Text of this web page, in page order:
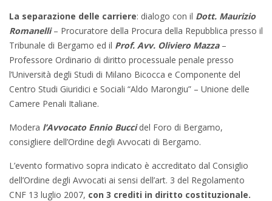
La separazione delle carriere: dialogo con il Dott. Maurizio
Romanelli– Procuratore della Procura della Repubblica presso il
Tribunale di Bergamo ed il Prof. Avv. Oliviero Mazza–
Professore Ordinario di diritto processuale penale presso
l’Università degli Studi di Milano Bicocca e Componente del
Centro Studi Giuridici e Sociali “Aldo Marongiu” – Unione delle
Camere Penali Italiane.
Modera l’Avvocato Ennio Buccidel Foro di Bergamo,
consigliere dell’Ordine degli Avvocati di Bergamo.
L’evento formativo sopra indicato è accreditato dal Consiglio
dell’Ordine degli Avvocati ai sensi dell’art. 3 del Regolamento
CNF 13 luglio 2007, con 3 crediti in diritto costituzionale.